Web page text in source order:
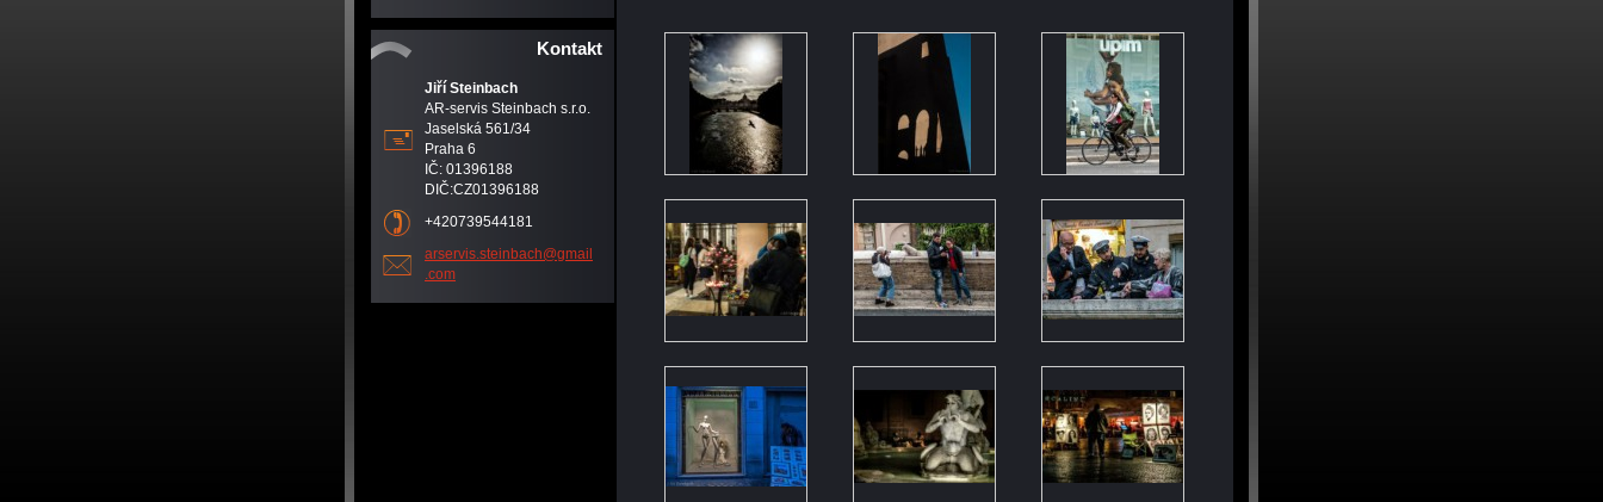
Kontakt
Jiří Steinbach
AR-servis Steinbach s.r.o.
Jaselská 561/34
Praha 6
IČ: 01396188
DIČ:CZ01396188
+420739544181
arservis.steinbach@gmail
.com